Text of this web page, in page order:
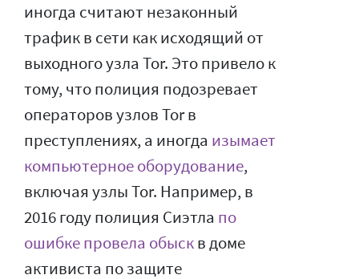
иногда считают незаконный
трафик в сети как исходящий от
выходного узла Tor. Это привело к
тому, что полиция подозревает
операторов узлов Tor в
преступлениях, а иногда изымает
компьютерное оборудование,
включая узлы Tor. Например, в
2016 году полиция Сиэтла по
ошибке провела обыскв доме
активиста по защите